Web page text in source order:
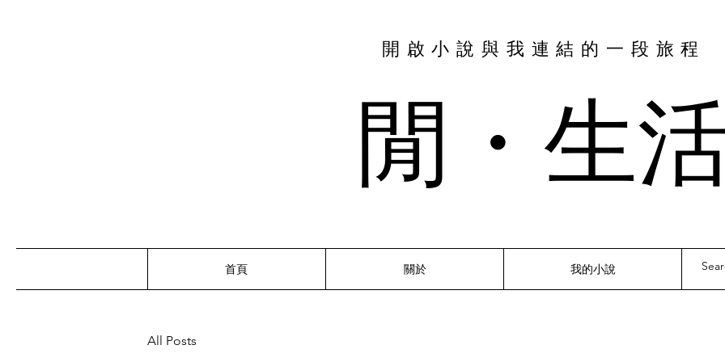
​開啟小說與我連結的一段旅程
閒・​生
首頁 關於 我的小說
All Posts